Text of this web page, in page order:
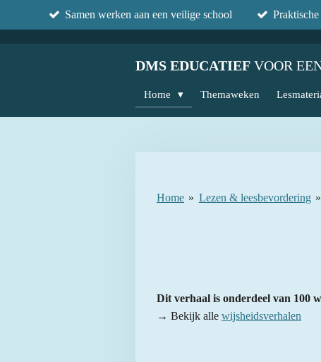
direct
Samen werken aan een veilige school
DMS EDUCATIEF VOOR
Home Themaweken
Home » Lezen & leesbevordering »
Dit verhaal is onderdeel van 100
→ Bekijk alle wijsheidsverhalen